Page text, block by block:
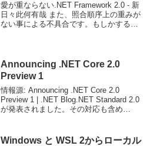
愛が重ならない.NET Framework 2.0 - 新
日々此何有哉 また、照合順序上の重みが
ない事による不具合です。もしかする
Announcing .NET Core 2.0
Preview 1
情報源: Announcing .NET Core 2.0
Preview 1 | .NET Blog.NET Standard 2.0
が発表されました。その対応も含め
Windows と WSL 2からローカル